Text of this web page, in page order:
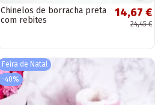
Chinelos de borracha preta
com rebites
14,67 €
24,45 €
Feira de Natal
-40%